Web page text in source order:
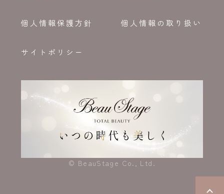
個人情報保護方針 個人情報の取り扱い
サイトポリシー
© BeauStage Co., Ltd.